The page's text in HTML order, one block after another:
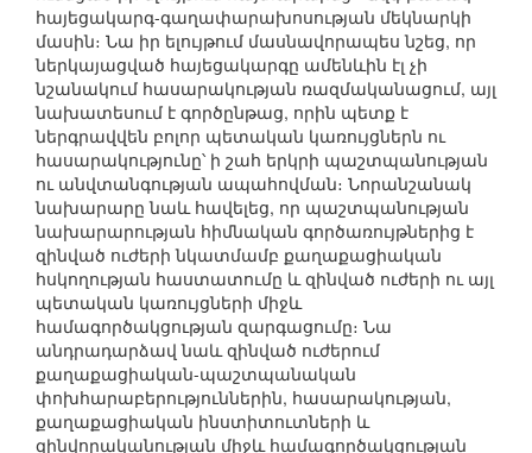
հայեցակարգ-գաղափարախոսության մեկնարկի
մասին։ Նա իր ելույթում մասնավորապես նշեց, որ
ներկայացված հայեցակարգը ամենևին էլ չի
նշանակում հասարակության ռազմականացում, այլ
նախատեսում է գործընթաց, որին պետք է
ներգրավվեն բոլոր պետական կառույցներն ու
հասարակությունը՝ ի շահ երկրի պաշտպանության
ու անվտանգության ապահովման։ Նորանշանակ
նախարարը նաև հավելեց, որ պաշտպանության
նախարարության հիմնական գործառույթներից է
զինված ուժերի նկատմամբ քաղաքացիական
հսկողության հաստատումը և զինված ուժերի ու այլ
պետական կառույցների միջև
համագործակցության զարգացումը։ Նա
անդրադարձավ նաև զինված ուժերում
քաղաքացիական-պաշտպանական
փոխհարաբերություններին, հասարակության,
քաղաքացիական ինստիտուտների և
զինվորականության միջև համագործակցության